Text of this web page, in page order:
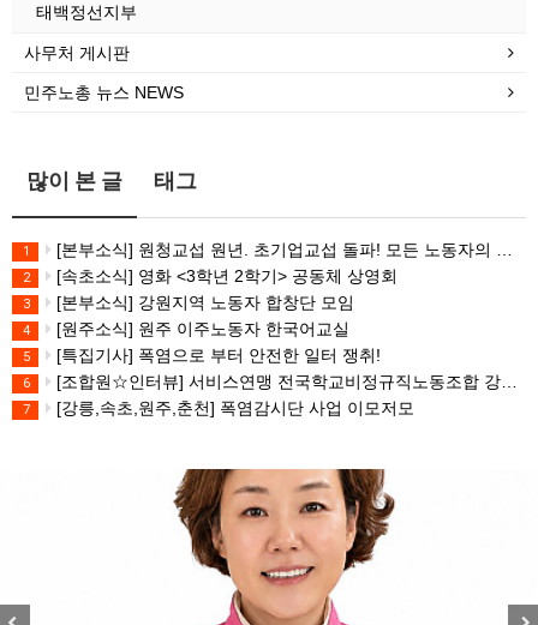
태백정선지부
사무처 게시판
민주노총 뉴스 NEWS
많이 본 글 태그
1 [본부소식] 원청교섭 원년. 초기업교섭 돌파! 모든 노동자의 노동기본권 쟁취! 민주노총 7.15 총파업대회
2 [속초소식] 영화 <3학년 2학기> 공동체 상영회
3 [본부소식] 강원지역 노동자 합창단 모임
4 [원주소식] 원주 이주노동자 한국어교실
5 [특집기사] 폭염으로 부터 안전한 일터 쟁취!
6 [조합원☆인터뷰] 서비스연맹 전국학교비정규직노동조합 강원지부 김유미 춘천지회장
7 [강릉,속초,원주,춘천] 폭염감시단 사업 이모저모